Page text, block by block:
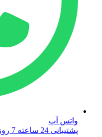
واتس آپ
پشتیبانی 24 ساعته 7 روز هفته